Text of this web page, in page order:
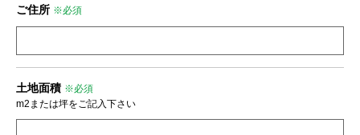
ご住所 ※必須
土地面積 ※必須
m2または坪をご記入下さい